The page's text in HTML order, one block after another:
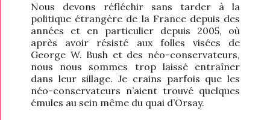
Nous devons réfléchir sans tarder à la
politique étrangère de la France depuis des
années et en particulier depuis 2005, où
après avoir résisté aux folles visées de
George W. Bush et des néo-conservateurs,
nous nous sommes trop laissé entraîner
dans leur sillage. Je crains parfois que les
néo-conservateurs n’aient trouvé quelques
émules au sein même du quai d’Orsay.